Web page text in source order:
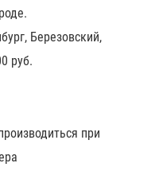
Березовский,
руб.
при